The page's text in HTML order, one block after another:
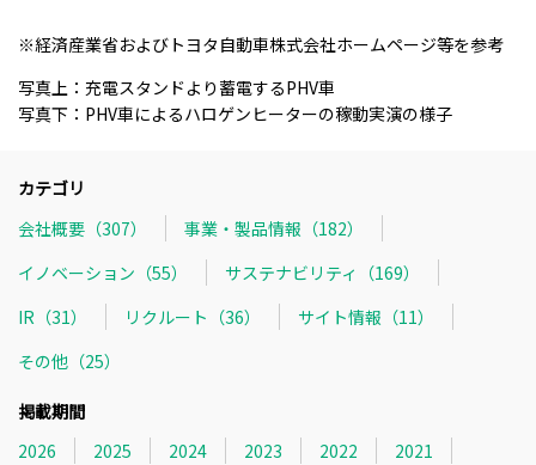
※経済産業省およびトヨタ自動車株式会社ホームページ等を参考
写真上：充電スタンドより蓄電するPHV車
写真下：PHV車によるハロゲンヒーターの稼動実演の様子
カテゴリ
会社概要（307）
事業・製品情報（182）
イノベーション（55）
サステナビリティ（169）
IR（31）
リクルート（36）
サイト情報（11）
その他（25）
掲載期間
2026
2025 2024 2023 2022
2021